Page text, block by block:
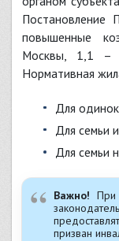
Постановление
повышенные
Москвы, 1,1 –
Нормативная
для
для
для
Важно! При
призван